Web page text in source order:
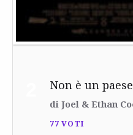
Non è un
di Joel & Ethan
77 VOTI